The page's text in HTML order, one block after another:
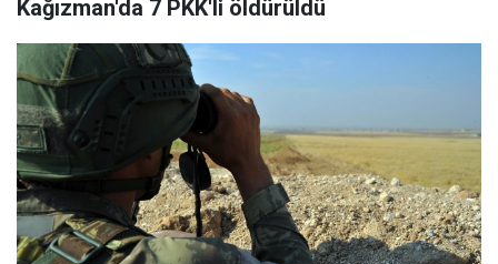
Kağızman'da 7 PKK'li öldürüldü